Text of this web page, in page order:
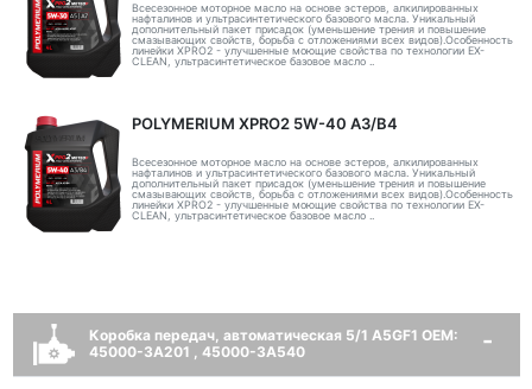
Всесезонное моторное масло на основе эстеров, алкилированных
нафталинов и ультрасинтетического базового масла. Уникальный
дополнительный пакет присадок (уменьшение трения и повышение
смазывающих свойств, борьба с отложениями всех видов).Особенность
линейки XPRO2 - улучшенные моющие свойства по технологии EX-
CLEAN, ультрасинтетическое базовое масло ..
POLYMERIUM XPRO2 5W-40 A3/B4
Всесезонное моторное масло на основе эстеров, алкилированных
нафталинов и ультрасинтетического базового масла. Уникальный
дополнительный пакет присадок (уменьшение трения и повышение
смазывающих свойств, борьба с отложениями всех видов).Особенность
линейки XPRO2 - улучшенные моющие свойства по технологии EX-
CLEAN, ультрасинтетическое базовое масло ..
Коробка передач, автоматическая 5/1 A5GF1 OEM:
45000-3A201 , 45000-3A540